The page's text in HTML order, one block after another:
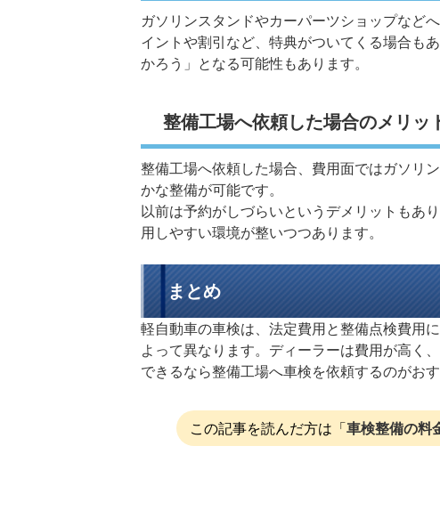
ガソリンスタンドやカーパーツショップなど
イントや割引など、特典がついてくる場合も
かろう」となる可能性もあります。
整備工場へ依頼した場合のメリッ
整備工場へ依頼した場合、費用面ではガソリ
かな整備が可能です。
以前は予約がしづらいというデメリットもあ
用しやすい環境が整いつつあります。
まとめ
軽自動車の車検は、法定費用と整備点検費用
よって異なります。ディーラーは費用が高く
できるなら整備工場へ車検を依頼するのがおす
この記事を読んだ方は「車検整備の料